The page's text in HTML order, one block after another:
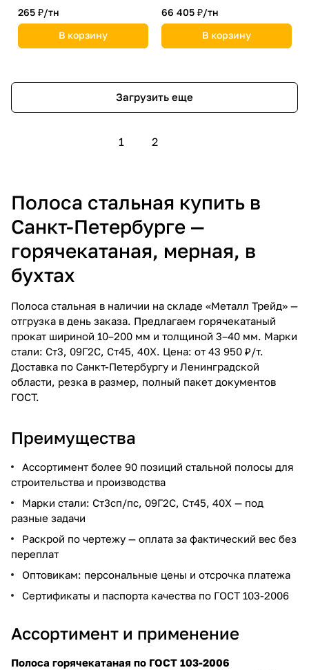
265 ₽/тн
В корзину
66 405 ₽/тн
В корзину
Загрузить еще
1 2
Полоса стальная купить в
Санкт-Петербурге —
горячекатаная, мерная, в
бухтах
Полоса стальная в наличии на складе «Металл Трейд» —
отгрузка в день заказа. Предлагаем горячекатаный
прокат шириной 10–200 мм и толщиной 3–40 мм. Марки
стали: Ст3, 09Г2С, Ст45, 40Х. Цена: от 43 950 ₽/т.
Доставка по Санкт-Петербургу и Ленинградской
области, резка в размер, полный пакет документов
ГОСТ.
Преимущества
Ассортимент более 90 позиций стальной полосы для
строительства и производства
Марки стали: Ст3сп/пс, 09Г2С, Ст45, 40Х — под
разные задачи
Раскрой по чертежу — оплата за фактический вес без
переплат
Оптовикам: персональные цены и отсрочка платежа
Сертификаты и паспорта качества по ГОСТ 103-2006
Ассортимент и применение
Полоса горячекатаная по ГОСТ 103-2006